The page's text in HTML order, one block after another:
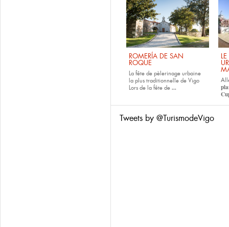
ROMERÍA DE SAN
ROQUE
La fête de pèlerinage urbaine
la plus traditionnelle de Vigo
Lors de la fête de ...
Tweets by @TurismodeVigo